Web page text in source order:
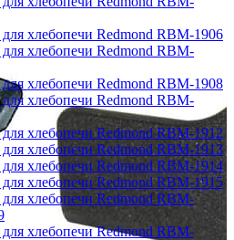
для хлебопечи Redmond RBM-1906
для хлебопечи Redmond RBM-
для хлебопечи Redmond RBM-1908
для хлебопечи Redmond RBM-
для хлебопечи Redmond RBM-1912
для хлебопечи Redmond RBM-1913
для хлебопечи Redmond RBM-1914
для хлебопечи Redmond RBM-1915
для хлебопечи Redmond RBM-
для хлебопечи Redmond RBM-